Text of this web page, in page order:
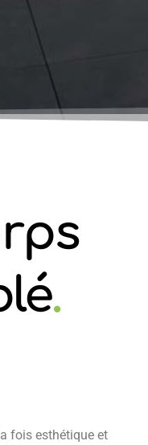
.
fois esthétique et